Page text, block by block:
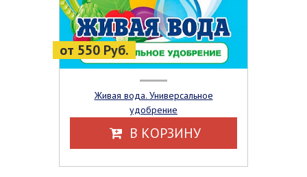
от 550 Руб.
Живая вода. Универсальное
удобрение
В КОРЗИНУ